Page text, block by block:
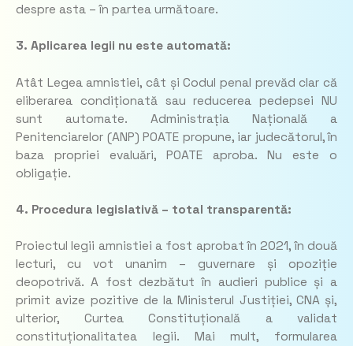
despre asta – în partea următoare.
3. Aplicarea legii nu este automată:
Atât Legea amnistiei, cât și Codul penal prevăd clar că
eliberarea condiționată sau reducerea pedepsei NU
sunt automate. Administrația Națională a
Penitenciarelor (ANP) POATE propune, iar judecătorul, în
baza propriei evaluări, POATE aproba. Nu este o
obligație.
4. Procedura legislativă – total transparentă:
Proiectul legii amnistiei a fost aprobat în 2021, în două
lecturi, cu vot unanim – guvernare și opoziție
deopotrivă. A fost dezbătut în audieri publice și a
primit avize pozitive de la Ministerul Justiției, CNA și,
ulterior, Curtea Constituțională a validat
constituționalitatea legii. Mai mult, formularea